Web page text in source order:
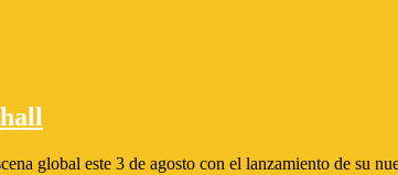
global este 3 de agosto con el lanzamiento de su